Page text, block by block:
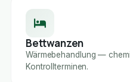
Bettwanzen
Wärmebehandlung —
Kontrollterminen.